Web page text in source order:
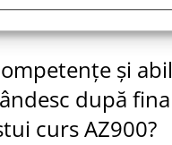
și
după
curs AZ900?